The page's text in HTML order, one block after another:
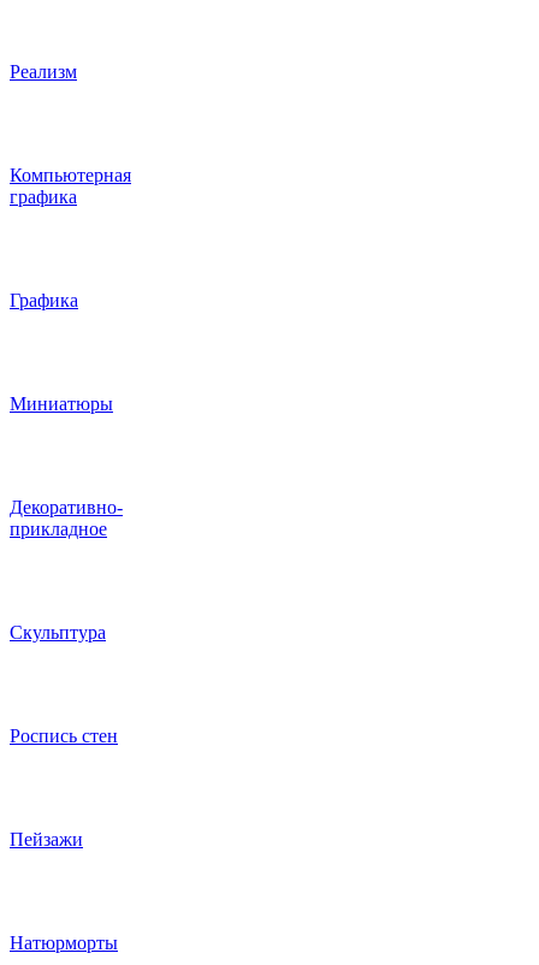
Реализм
Компьютерная
графика
Графика
Миниатюры
Декоративно-
прикладное
Скульптура
Роспись стен
Пейзажи
Натюрморты